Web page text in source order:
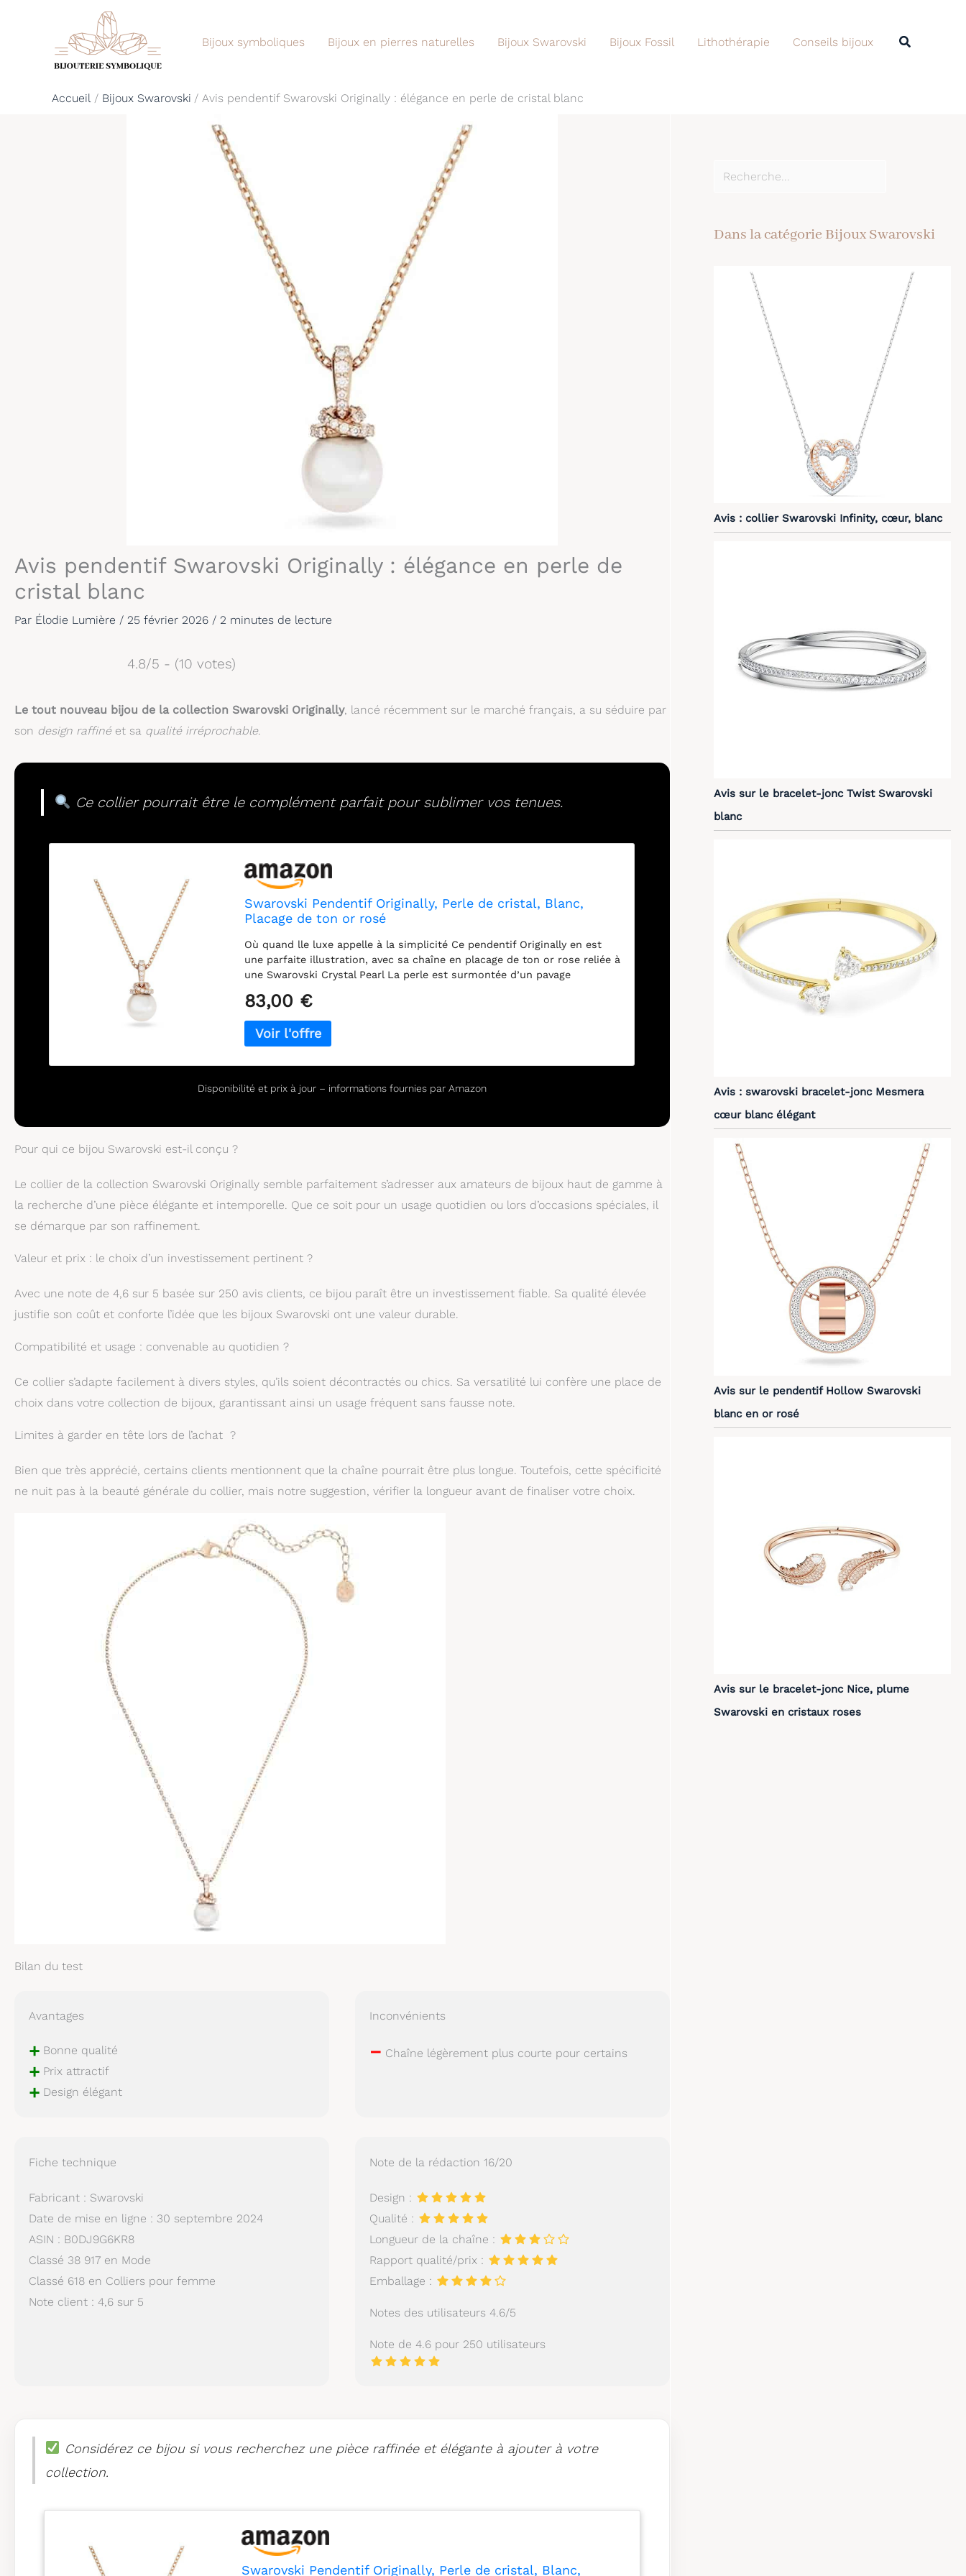
Bijoux symboliques Bijoux en pierres naturelles Bijoux Swarovski Bijoux Fossil Lithothérapie Conseils bijoux
Accueil Bijoux Swarovski Avis pendentif Swarovski Originally : élégance en perle de cristal blanc
Avis pendentif Swarovski Originally : élégance en perle de
cristal blanc
Par Élodie Lumière / 25 février 2026 / 2 minutes de lecture
4.8/5 - (10 votes)
Le tout nouveau bijou de la collection Swarovski Originally, lancé récemment sur le marché français, a su séduire par
son design raffinéet sa qualité irréprochable.
Ce collier pourrait être le complément parfait pour sublimer vos tenues.
Swarovski Pendentif Originally, Perle de cristal, Blanc,
Placage de ton or rosé
Où quand lle luxe appelle à la simplicité Ce pendentif Originally en est
une parfaite illustration, avec sa chaîne en placage de ton or rose reliée à
une Swarovski Crystal Pearl La perle est surmontée d’un pavage
Une pièce unique pour illuminer de mille feux toutes vos tenues
83,00 €
Disponibilité et prix à jour – informations fournies par Amazon
Pour qui ce bijou Swarovski est-il conçu ?
Le collier de la collection Swarovski Originally semble parfaitement s’adresser aux amateurs de bijoux haut de gamme à
la recherche d’une pièce élégante et intemporelle. Que ce soit pour un usage quotidien ou lors d’occasions spéciales, il
se démarque par son raffinement.
Valeur et prix : le choix d’un investissement pertinent ?
Avec une note de 4,6 sur 5 basée sur 250 avis clients, ce bijou paraît être un investissement fiable. Sa qualité élevée
justifie son coût et conforte l’idée que les bijoux Swarovski ont une valeur durable.
Compatibilité et usage : convenable au quotidien ?
Ce collier s’adapte facilement à divers styles, qu’ils soient décontractés ou chics. Sa versatilité lui confère une place de
choix dans votre collection de bijoux, garantissant ainsi un usage fréquent sans fausse note.
Limites à garder en tête lors de l’achat ?
Bien que très apprécié, certains clients mentionnent que la chaîne pourrait être plus longue. Toutefois, cette spécificité
ne nuit pas à la beauté générale du collier, mais notre suggestion, vérifier la longueur avant de finaliser votre choix.
Bilan du test
Avantages
+ Bonne qualité
+ Prix attractif
+ Design élégant
Inconvénients
– Chaîne légèrement plus courte pour certains
Fiche technique
Fabricant : Swarovski
Date de mise en ligne : 30 septembre 2024
ASIN : B0DJ9G6KR8
Classé 38 917 en Mode
Classé 618 en Colliers pour femme
Note client : 4,6 sur 5
Note de la rédaction 16/20
Design :
Qualité :
Longueur de la chaîne :
Rapport qualité/prix :
Emballage :
Notes des utilisateurs 4.6/5
Note de 4.6 pour 250 utilisateurs
Considérez ce bijou si vous recherchez une pièce raffinée et élégante à ajouter à votre
collection.
Swarovski Pendentif Originally, Perle de cristal, Blanc,
Dans la catégorie Bijoux Swarovski
Avis : collier Swarovski Infinity, cœur, blanc
Avis sur le bracelet-jonc Twist Swarovski
blanc
Avis : swarovski bracelet-jonc Mesmera
cœur blanc élégant
Avis sur le pendentif Hollow Swarovski
blanc en or rosé
Avis sur le bracelet-jonc Nice, plume
Swarovski en cristaux roses